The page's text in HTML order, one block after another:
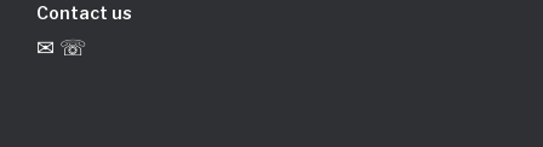
Contact us
✉ ☏